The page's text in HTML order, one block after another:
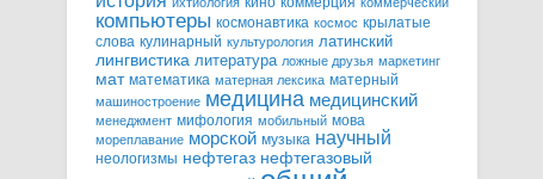
компьютеры космонавтика космос крылатые
слова кулинарный культурология латинский
лингвистика литература ложные друзья маркетинг
мат математика матерная лексика матерный
машиностроение медицина медицинский
менеджмент мифология мобильный мова
мореплавание морской музыка научный
неологизмы нефтегаз нефтегазовый